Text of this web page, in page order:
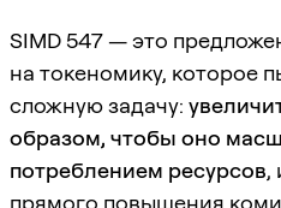
SIMD 547 — это
на токеномику, которое
сложную задачу:
образом, чтобы оно
потреблением ресурсов,
прямого повышения